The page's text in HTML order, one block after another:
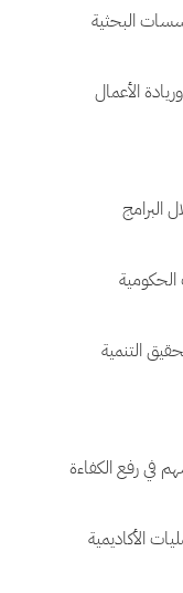
البحثية
الأعمال
البرامج
التنمية
في رفع الكفاءة
الأكاديمية